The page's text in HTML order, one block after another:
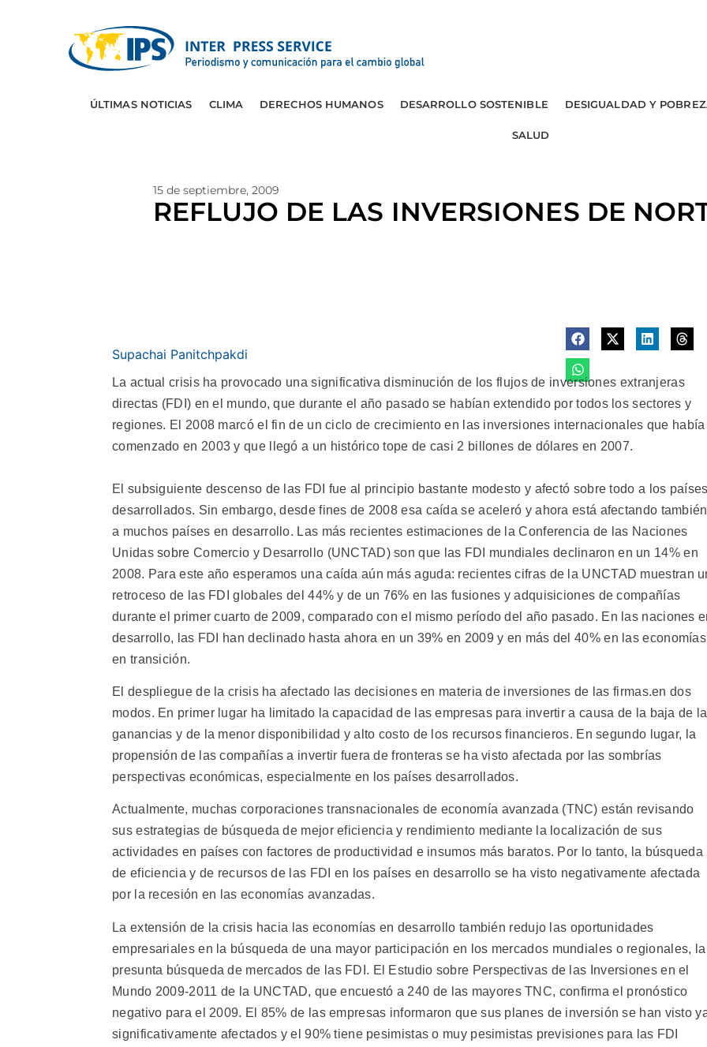
ÚLTIMAS NOTICIAS CLIMA DERECHOS HUMANOS DESARROLLO SOSTENIBLE DESIGUALDAD Y
SALUD
15 de septiembre, 2009
REFLUJO DE LAS INVERSIONES DE
Supachai Panitchpakdi
La actual crisis ha provocado una significativa disminución de los flujos de inversiones extranjeras
directas (FDI) en el mundo, que durante el año pasado se habían extendido por todos los sectores y
regiones. El 2008 marcó el fin de un ciclo de crecimiento en las inversiones internacionales que había
comenzado en 2003 y que llegó a un histórico tope de casi 2 billones de dólares en 2007.
El subsiguiente descenso de las FDI fue al principio bastante modesto y afectó sobre todo a los
desarrollados. Sin embargo, desde fines de 2008 esa caída se aceleró y ahora está afectando también
a muchos países en desarrollo. Las más recientes estimaciones de la Conferencia de las Naciones
Unidas sobre Comercio y Desarrollo (UNCTAD) son que las FDI mundiales declinaron en un 14% en
2008. Para este año esperamos una caída aún más aguda: recientes cifras de la UNCTAD muestran
retroceso de las FDI globales del 44% y de un 76% en las fusiones y adquisiciones de compañías
durante el primer cuarto de 2009, comparado con el mismo período del año pasado. En las naciones
desarrollo, las FDI han declinado hasta ahora en un 39% en 2009 y en más del 40% en las economías
en transición.
El despliegue de la crisis ha afectado las decisiones en materia de inversiones de las firmas.en dos
modos. En primer lugar ha limitado la capacidad de las empresas para invertir a causa de la baja de
ganancias y de la menor disponibilidad y alto costo de los recursos financieros. En segundo lugar, la
propensión de las compañías a invertir fuera de fronteras se ha visto afectada por las sombrías
perspectivas económicas, especialmente en los países desarrollados.
Actualmente, muchas corporaciones transnacionales de economía avanzada (TNC) están revisando
sus estrategias de búsqueda de mejor eficiencia y rendimiento mediante la localización de sus
actividades en países con factores de productividad e insumos más baratos. Por lo tanto, la búsqueda
de eficiencia y de recursos de las FDI en los países en desarrollo se ha visto negativamente afectada
por la recesión en las economías avanzadas.
La extensión de la crisis hacia las economías en desarrollo también redujo las oportunidades
empresariales en la búsqueda de una mayor participación en los mercados mundiales o regionales, la
presunta búsqueda de mercados de las FDI. El Estudio sobre Perspectivas de las Inversiones en el
Mundo 2009-2011 de la UNCTAD, que encuestó a 240 de las mayores TNC, confirma el pronóstico
negativo para el 2009. El 85% de las empresas informaron que sus planes de inversión se han visto
significativamente afectados y el 90% tiene pesimistas o muy pesimistas previsiones para las FDI